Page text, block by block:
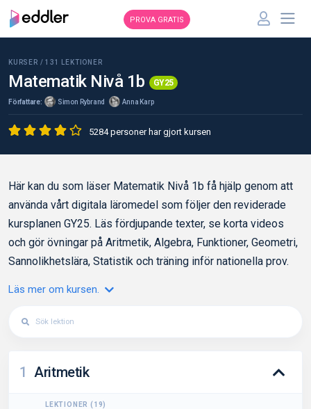
PROVA GRATIS
KURSER /131 LEKTIONER
Matematik Nivå 1b GY25
Författare: Simon Rybrand Anna Karp
5284 personer har gjort kursen
Här kan du som läser Matematik Nivå 1b få hjälp genom att
använda vårt digitala läromedel som följer den reviderade
kursplanen GY25. Läs fördjupande texter, se korta videos
och gör övningar på Aritmetik, Algebra, Funktioner, Geometri,
Sannolikhetslära, Statistik och träning inför nationella prov.
Läs mer om kursen.
1 Aritmetik
LEKTIONER (19)